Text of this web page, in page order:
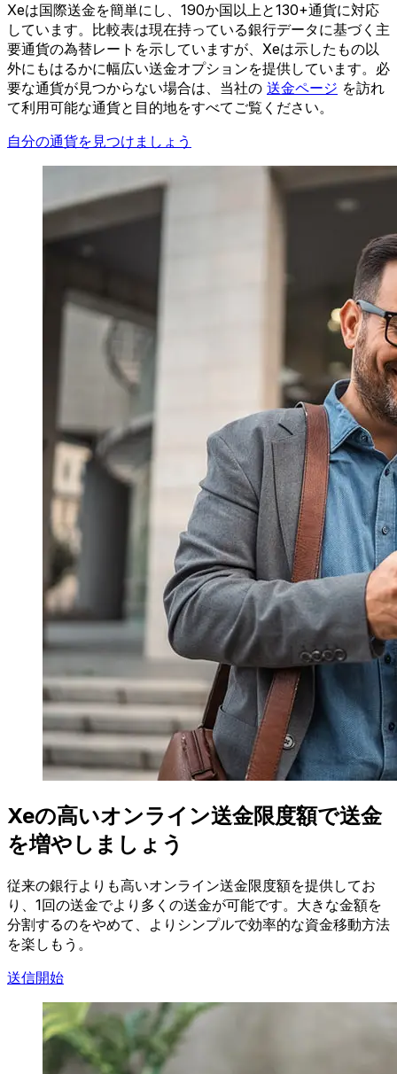
Xeは国際送金を簡単にし、190か国以上と130+通貨に対応
しています。比較表は現在持っている銀行データに基づく主
要通貨の為替レートを示していますが、Xeは示したもの以
外にもはるかに幅広い送金オプションを提供しています。必
要な通貨が見つからない場合は、当社の 送金ページ を訪れ
て利用可能な通貨と目的地をすべてご覧ください。
自分の通貨を見つけましょう
Xeの高いオンライン送金限度額で送金
を増やしましょう
従来の銀行よりも高いオンライン送金限度額を提供してお
り、1回の送金でより多くの送金が可能です。大きな金額を
分割するのをやめて、よりシンプルで効率的な資金移動方法
を楽しもう。
送信開始